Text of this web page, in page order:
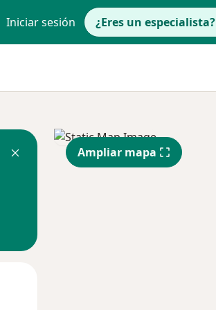
Iniciar sesión ¿Eres un especialista?
Ampliar mapa